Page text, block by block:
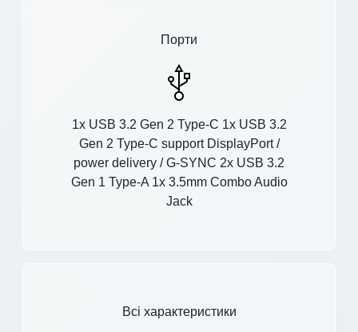
Порти
1x USB 3.2 Gen 2 Type-C 1x USB 3.2
Gen 2 Type-C support DisplayPort /
power delivery / G-SYNC 2x USB 3.2
Gen 1 Type-A 1x 3.5mm Combo Audio
Jack
Всі характеристики